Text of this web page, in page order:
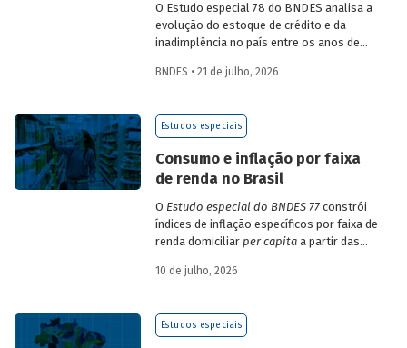
O Estudo especial 78 do BNDES analisa a
evolução do estoque de crédito e da
inadimplência no país entre os anos de
analíticos complementares: o porte da
econômica.
BNDES • 21 de julho, 2026
Estudos especiais
Consumo e inflação por faixa
de renda no Brasil
O Estudo especial do BNDES 77constrói
índices de inflação específicos por faixa de
renda domiciliar per capitaa partir das
associadas às variações de preços dos
ainda os microdados da Pnad Contínua
para analisar a evolução da renda dos
10 de julho, 2026
Estudos especiais